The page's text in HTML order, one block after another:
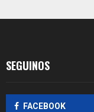
SEGUINOS
FACEBOOK